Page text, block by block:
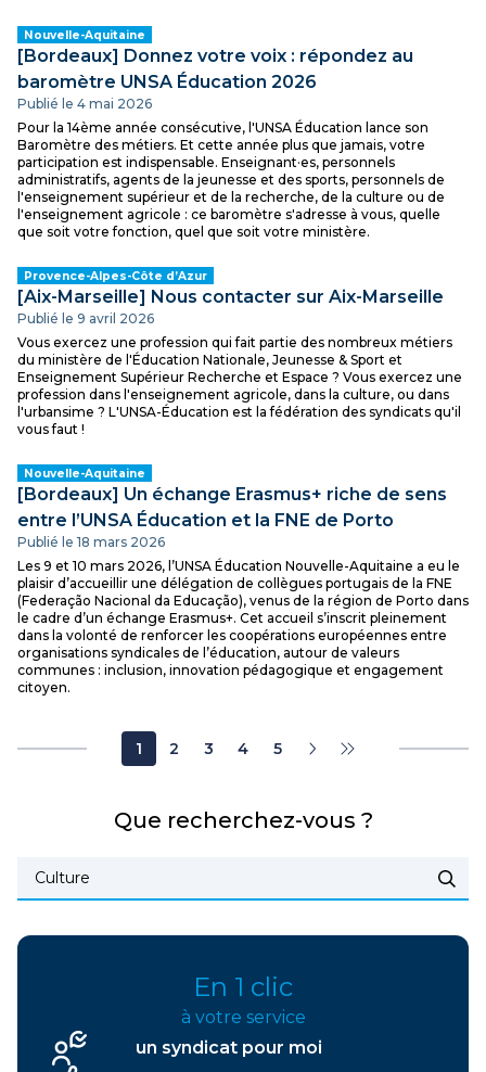
Nouvelle-Aquitaine
[Bordeaux] Donnez votre voix : répondez au
baromètre UNSA Éducation 2026
Publié le 4 mai 2026
Pour la 14ème année consécutive, l'UNSA Éducation lance son
Baromètre des métiers. Et cette année plus que jamais, votre
participation est indispensable. Enseignant·es, personnels
administratifs, agents de la jeunesse et des sports, personnels de
l'enseignement supérieur et de la recherche, de la culture ou de
l'enseignement agricole : ce baromètre s'adresse à vous, quelle
que soit votre fonction, quel que soit votre ministère.
Provence-Alpes-Côte d’Azur
[Aix-Marseille] Nous contacter sur Aix-Marseille
Publié le 9 avril 2026
Vous exercez une profession qui fait partie des nombreux métiers
du ministère de l'Éducation Nationale, Jeunesse & Sport et
Enseignement Supérieur Recherche et Espace ? Vous exercez une
profession dans l'enseignement agricole, dans la culture, ou dans
l'urbansime ? L'UNSA-Éducation est la fédération des syndicats qu'il
vous faut !
Nouvelle-Aquitaine
[Bordeaux] Un échange Erasmus+ riche de sens
entre l’UNSA Éducation et la FNE de Porto
Publié le 18 mars 2026
Les 9 et 10 mars 2026, l’UNSA Éducation Nouvelle-Aquitaine a eu le
plaisir d’accueillir une délégation de collègues portugais de la FNE
(Federação Nacional da Educação), venus de la région de Porto dans
le cadre d’un échange Erasmus+. Cet accueil s’inscrit pleinement
dans la volonté de renforcer les coopérations européennes entre
organisations syndicales de l’éducation, autour de valeurs
communes : inclusion, innovation pédagogique et engagement
citoyen.
1 2 3 4 5
Que recherchez-vous ?
En 1 clic
à votre service
un syndicat pour moi